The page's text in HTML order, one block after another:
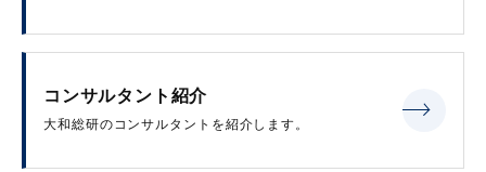
コンサルタント紹介
大和総研のコンサルタントを紹介します。